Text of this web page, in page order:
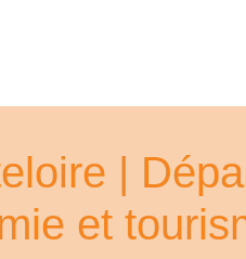
|
et